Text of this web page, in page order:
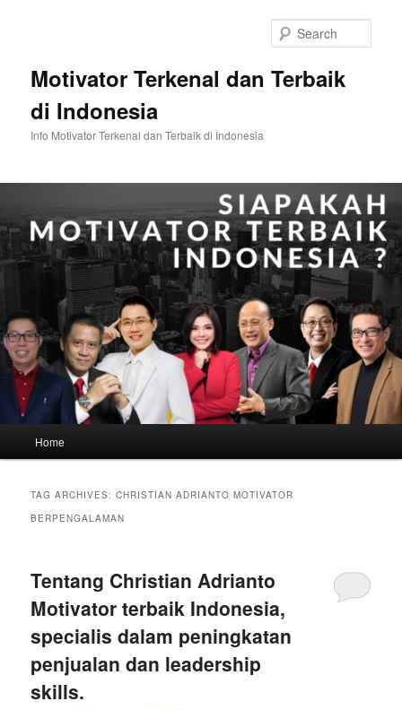
Motivator Terkenal dan Terbaik
di Indonesia
Info Motivator Terkenal dan Terbaik di Indonesia
Home
TAG ARCHIVES:CHRISTIAN ADRIANTO MOTIVATOR
BERPENGALAMAN
Tentang Christian Adrianto
Motivator terbaik Indonesia,
specialis dalam peningkatan
penjualan dan leadership
skills.